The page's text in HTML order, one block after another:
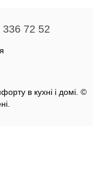
336 72 52
в кухні і домі. ©